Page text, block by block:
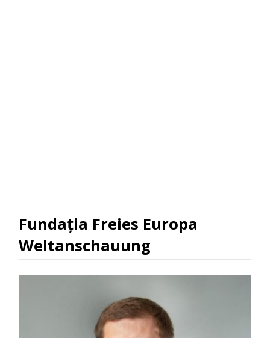
Fundația Freies Europa
Weltanschauung